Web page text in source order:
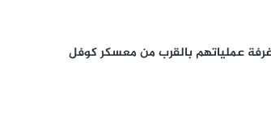
غرفة عملياتهم بالقرب من معسكر كوفل